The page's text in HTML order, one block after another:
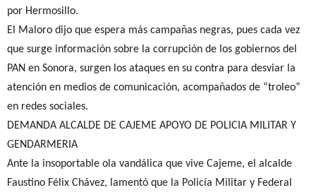
por Hermosillo.
El Maloro dijo que espera más campañas negras, pues cada vez
que surge información sobre la corrupción de los gobiernos del
PAN en Sonora, surgen los ataques en su contra para desviar la
atención en medios de comunicación, acompañados de “troleo”
en redes sociales.
DEMANDA ALCALDE DE CAJEME APOYO DE POLICIA MILITAR Y
GENDARMERIA
Ante la insoportable ola vandálica que vive Cajeme, el alcalde
Faustino Félix Chávez, lamentó que la Policía Militar y Federal